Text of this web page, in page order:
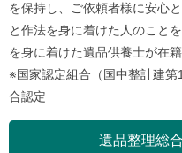
を保持し、ご依頼者様に安心
と作法を身に着けた人のこと
を身に着けた遺品供養士が在籍
※国家認定組合（国中整計建
合認定
遺品整理総